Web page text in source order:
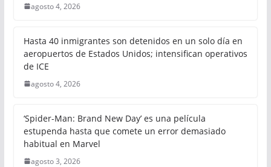
agosto 4, 2026
Hasta 40 inmigrantes son detenidos en un solo día en
aeropuertos de Estados Unidos; intensifican operativos
de ICE
agosto 4, 2026
‘Spider-Man: Brand New Day’ es una película
estupenda hasta que comete un error demasiado
habitual en Marvel
agosto 3, 2026